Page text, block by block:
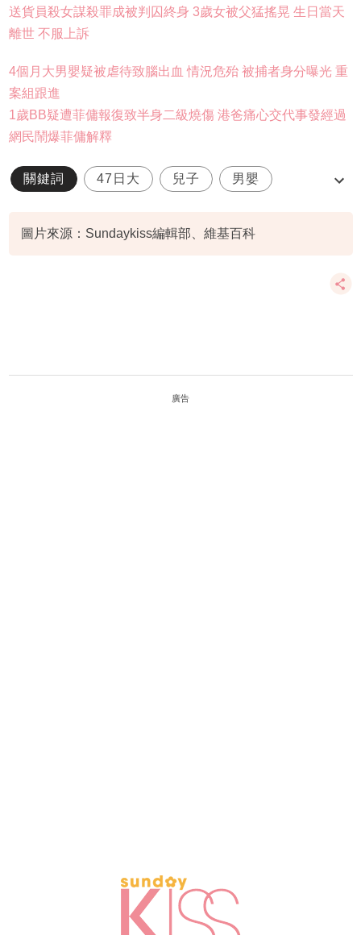
送貨員殺女謀殺罪成被判囚終身 3歲女被父猛搖晃 生日當天
離世 不服上訴
4個月大男嬰疑被虐待致腦出血 情況危殆 被捕者身分曝光 重
案組跟進
1歲BB疑遭菲傭報復致半身二級燒傷 港爸痛心交代事發經過
網民鬧爆菲傭解釋
關鍵詞 47日大 兒子 男嬰
圖片來源：Sundaykiss編輯部、維基百科
廣告